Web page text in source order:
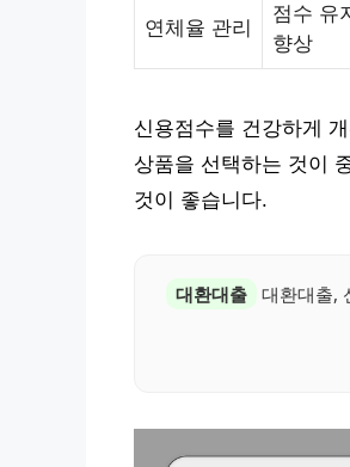
연체율 관리
점수 유
향상
신용점수를 건강하게
상품을 선택하는 것이
것이 좋습니다.
대환대출 대환대출,